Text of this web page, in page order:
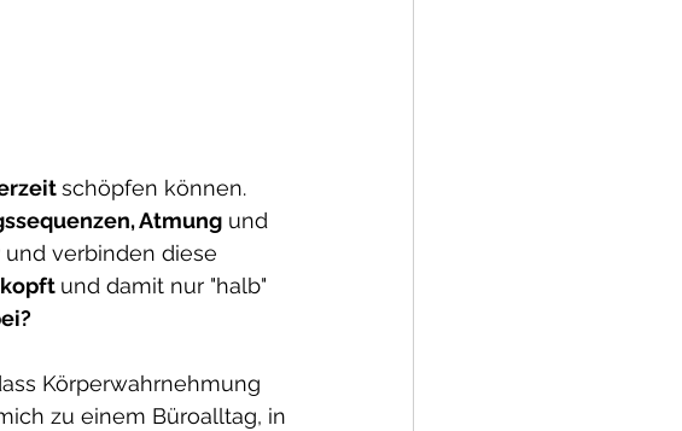
schöpfen können.
Atmung und
und verbinden diese
und damit nur "halb"
Körperwahrnehmung
zu einem Büroalltag, in